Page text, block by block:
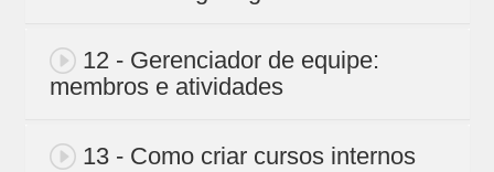
12 - Gerenciador de equipe:
membros e atividades
13 - Como criar cursos internos